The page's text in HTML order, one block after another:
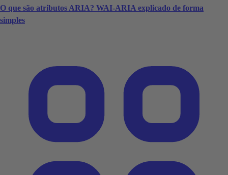
O que são atributos ARIA? WAI-ARIA explicado de forma
simples